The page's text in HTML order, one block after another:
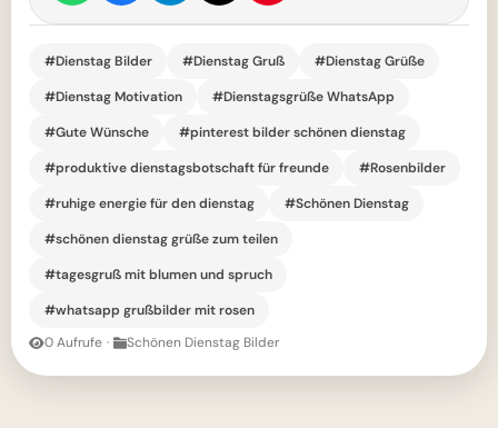
#Dienstag Bilder #Dienstag Gruß
#Dienstag Grüße
#Dienstag Motivation
#Dienstagsgrüße WhatsApp
#Gute Wünsche
#pinterest bilder schönen dienstag
#produktive dienstagsbotschaft für freunde
#Rosenbilder
#ruhige energie für den dienstag
#Schönen Dienstag
#schönen dienstag grüße zum teilen
#tagesgruß mit blumen und spruch
#whatsapp grußbilder mit rosen
0 Aufrufe · Schönen Dienstag Bilder